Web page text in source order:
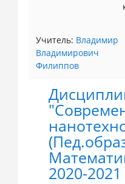
Учитель: Владимир
Владимирович
Филиппов
2020-2021